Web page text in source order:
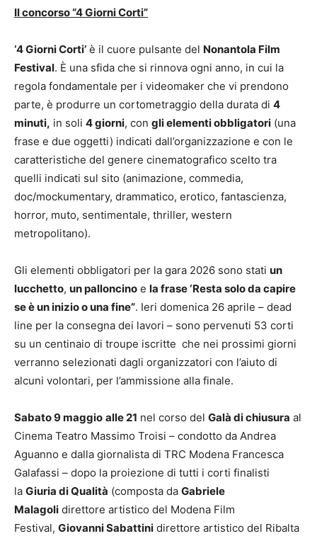
Il concorso “4 Giorni Corti”
‘4 Giorni Corti’ è il cuore pulsante del Nonantola Film
Festival. È una sfida che si rinnova ogni anno, in cui la
regola fondamentale per i videomaker che vi prendono
parte, è produrre un cortometraggio della durata di 4
minuti, in soli 4 giorni, con gli elementi obbligatori (una
frase e due oggetti) indicati dall’organizzazione e con le
caratteristiche del genere cinematografico scelto tra
quelli indicati sul sito (animazione, commedia,
doc/mockumentary, drammatico, erotico, fantascienza,
horror, muto, sentimentale, thriller, western
metropolitano).
Gli elementi obbligatori per la gara 2026 sono stati un
lucchetto, un palloncino e la frase ‘Resta solo da capire
se è un inizio o una fine”. Ieri domenica 26 aprile – dead
line per la consegna dei lavori – sono pervenuti 53 corti
su un centinaio di troupe iscritte che nei prossimi giorni
verranno selezionati dagli organizzatori con l’aiuto di
alcuni volontari, per l’ammissione alla finale.
Sabato 9 maggio alle 21 nel corso del Galà di chiusura al
Cinema Teatro Massimo Troisi – condotto da Andrea
Aguanno e dalla giornalista di TRC Modena Francesca
Galafassi – dopo la proiezione di tutti i corti finalisti
la Giuria di Qualità (composta da Gabriele
Malagoli direttore artistico del Modena Film
Festival, Giovanni Sabattini direttore artistico del Ribalta